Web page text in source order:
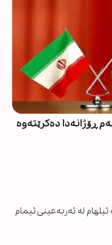
ڕۆژانەدا دەکرێتەوە
ئیلهام لە ئەربەعینی ئیمام